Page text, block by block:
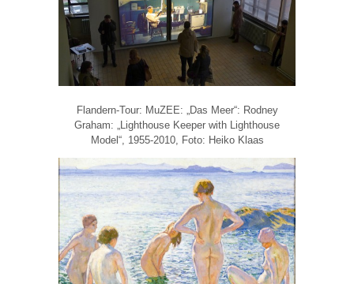
Flandern-Tour: MuZEE: „Das Meer“: Rodney
Graham: „Lighthouse Keeper with Lighthouse
Model“, 1955-2010, Foto: Heiko Klaas